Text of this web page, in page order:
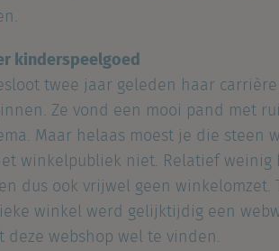
kinderspeelgoed
twee jaar geleden haar
Ze vond een mooi pand met
Maar helaas moest je die steen
winkelpubliek niet. Relatief weinig
dus ook vrijwel geen
winkel werd gelijktijdig een
webshop wel te vinden.